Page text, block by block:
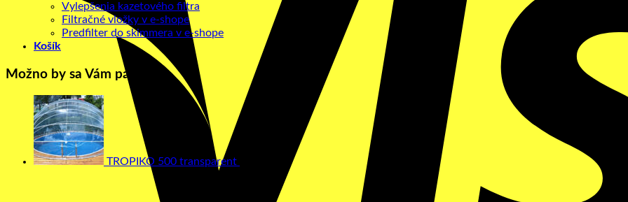
Vylepšenia kazetového filtra
Filtračné vložky v e-shope
Predfilter do skimmera v e-shope
Košík
Možno by sa Vám páčilo…
TROPIKO 500 transparent